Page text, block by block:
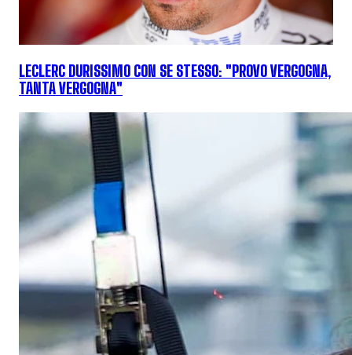
LECLERC DURISSIMO CON SE STESSO: "PROVO VERGOGNA,
TANTA VERGOGNA"